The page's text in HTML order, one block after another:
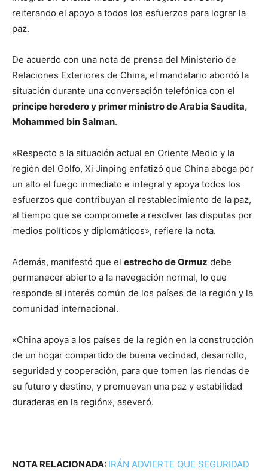
reiterando el apoyo a todos los esfuerzos para lograr la
paz.
De acuerdo con una nota de prensa del Ministerio de
Relaciones Exteriores de China, el mandatario abordó la
situación durante una conversación telefónica con el
príncipe heredero y primer ministro de Arabia Saudita,
Mohammed bin Salman.
«Respecto a la situación actual en Oriente Medio y la
región del Golfo, Xi Jinping enfatizó que China aboga por
un alto el fuego inmediato e integral y apoya todos los
esfuerzos que contribuyan al restablecimiento de la paz,
al tiempo que se compromete a resolver las disputas por
medios políticos y diplomáticos», refiere la nota.
Además, manifestó que el estrecho de Ormuz debe
permanecer abierto a la navegación normal, lo que
responde al interés común de los países de la región y la
comunidad internacional.
«China apoya a los países de la región en la construcción
de un hogar compartido de buena vecindad, desarrollo,
seguridad y cooperación, para que tomen las riendas de
su futuro y destino, y promuevan una paz y estabilidad
duraderas en la región», aseveró.
NOTA RELACIONADA: IRÁN ADVIERTE QUE SEGURIDAD